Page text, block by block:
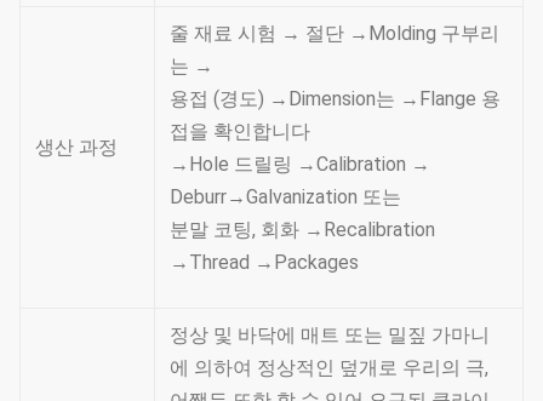
생산 과정
줄 재료 시험 → 절단 →Molding 구부리
는 →
용접 (경도) →Dimension는 →Flange 용
접을 확인합니다
→Hole 드릴링 →Calibration →
Deburr→Galvanization 또는
분말 코팅, 회화 →Recalibration
→Thread →Packages
정상 및 바닥에 매트 또는 밀짚 가마니
에 의하여 정상적인 덮개로 우리의 극,